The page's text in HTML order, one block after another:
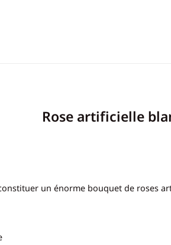
Rose artificielle
un énorme bouquet de roses